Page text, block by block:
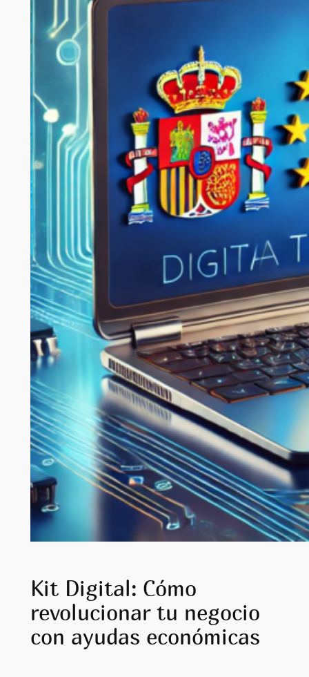
Kit Digital: Cómo
revolucionar tu negocio
con ayudas económicas